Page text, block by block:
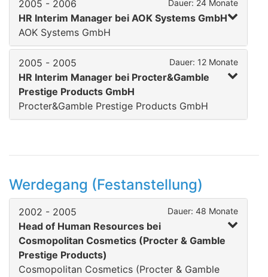
2005 - 2006 Dauer: 24 Monate
HR Interim Manager bei AOK Systems GmbH
AOK Systems GmbH
2005 - 2005 Dauer: 12 Monate
HR Interim Manager bei Procter&Gamble
Prestige Products GmbH
Procter&Gamble Prestige Products GmbH
Werdegang (Festanstellung)
2002 - 2005 Dauer: 48 Monate
Head of Human Resources bei
Cosmopolitan Cosmetics (Procter & Gamble
Prestige Products)
Cosmopolitan Cosmetics (Procter & Gamble